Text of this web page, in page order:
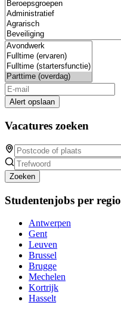
Alert opslaan
Vacatures zoeken
Zoeken
Studentenjobs per regio
Antwerpen
Gent
Leuven
Brussel
Brugge
Mechelen
Kortrijk
Hasselt